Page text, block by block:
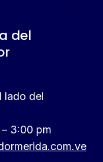
del
lado del
3:00 pm